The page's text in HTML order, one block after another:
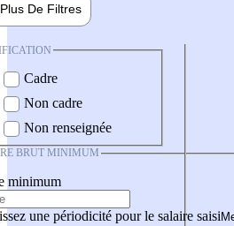
Plus De Filtres
Cadre
Non cadre
Non renseignée
BRUT MINIMUM
minimum
une périodicité pour le salaire saisi